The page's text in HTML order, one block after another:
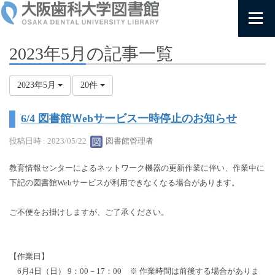
2023年5月の記事一覧
2023年5月 20件
6/4 図書館Ｗebサービス一時停止のお知らせ
投稿日時 : 2023/05/22 図書館管理者
教育情報センターによるネットワーク機器の更新作業に伴い、作業中に
下記の図書館Webサービスが利用できなくなる場合があります。
ご不便をお掛けしますが、ご了承ください。
【作業日】
6月4日（日） 9：00－17：00 ※ 作業時間は前後する場合がありま